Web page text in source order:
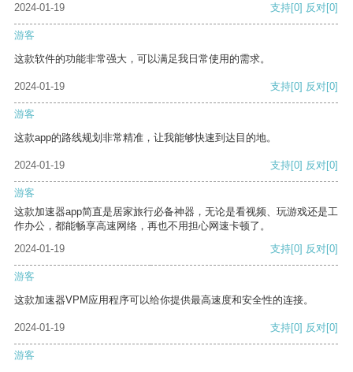
2024-01-19 支持[0] 反对[0]
游客
这款软件的功能非常强大，可以满足我日常使用的需求。
2024-01-19 支持[0] 反对[0]
游客
这款app的路线规划非常精准，让我能够快速到达目的地。
2024-01-19 支持[0] 反对[0]
游客
这款加速器app简直是居家旅行必备神器，无论是看视频、玩游戏还是工
作办公，都能畅享高速网络，再也不用担心网速卡顿了。
2024-01-19
支持[0] 反对[0]
游客
这款加速器VPM应用程序可以给你提供最高速度和安全性的连接。
2024-01-19 支持[0] 反对[0]
游客